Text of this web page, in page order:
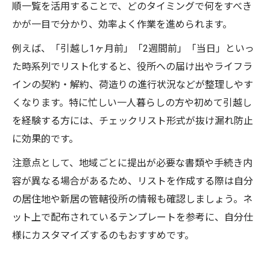
安心の新生活へ導く引越しチェックリスト活用
法
引越しチェックリストで準備抜け防止
一人暮らしの必須引越し手順まとめ
役所手続きも管理できるリストの作り方
引越しスケジュール表と連携する活用術
荷造りや手続きの進捗管理ポイント
順一覧を活用することで、どのタイミングで何をすべき
かが一目で分かり、効率よく作業を進められます。
例えば、「引越し1ヶ月前」「2週間前」「当日」といっ
た時系列でリスト化すると、役所への届け出やライフラ
インの契約・解約、荷造りの進行状況などが整理しやす
くなります。特に忙しい一人暮らしの方や初めて引越し
を経験する方には、チェックリスト形式が抜け漏れ防止
に効果的です。
注意点として、地域ごとに提出が必要な書類や手続き内
容が異なる場合があるため、リストを作成する際は自分
の居住地や新居の管轄役所の情報も確認しましょう。ネ
ット上で配布されているテンプレートを参考に、自分仕
様にカスタマイズするのもおすすめです。